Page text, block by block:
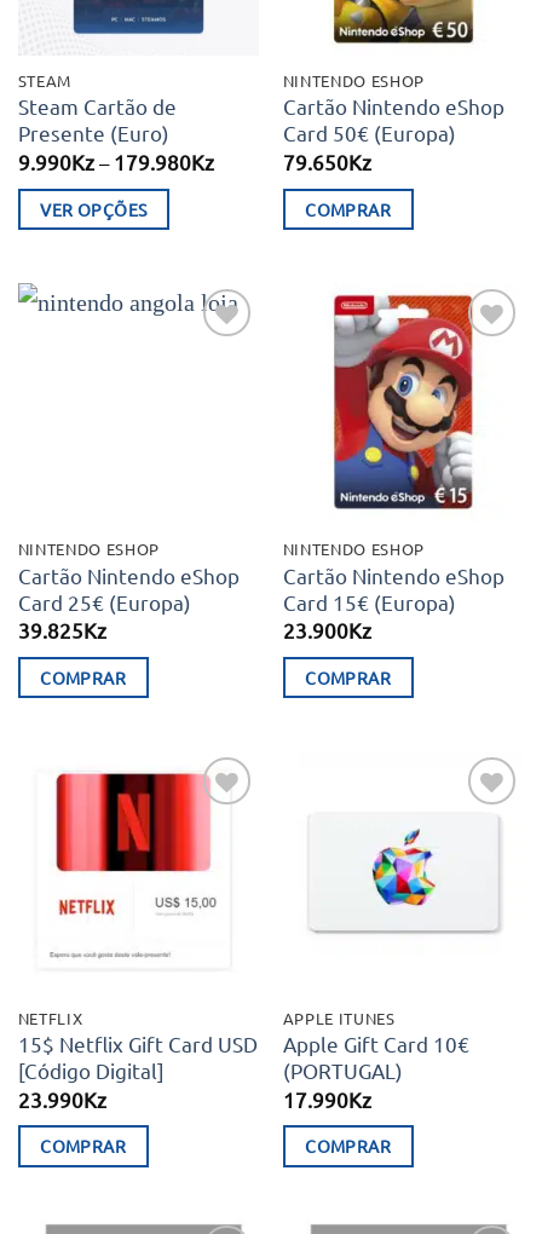
STEAM
Steam Cartão de
Presente (Euro)
9.990Kz – 179.980KzPrice
through
VER OPÇÕES
product
has
chosen
on
the
product
page
NINTENDO ESHOP
Cartão Nintendo eShop
Card 50€ (Europa)
79.650Kz
COMPRAR
NINTENDO ESHOP
Cartão Nintendo eShop
Card 25€ (Europa)
39.825Kz
COMPRAR
Adicionar
aos meus
desejos
NINTENDO ESHOP
Cartão Nintendo eShop
Card 15€ (Europa)
23.900Kz
COMPRAR
desejos
NETFLIX
15$ Netflix Gift Card USD
[Código Digital]
23.990Kz
COMPRAR
APPLE ITUNES
Apple Gift Card 10€
(PORTUGAL)
17.990Kz
COMPRAR